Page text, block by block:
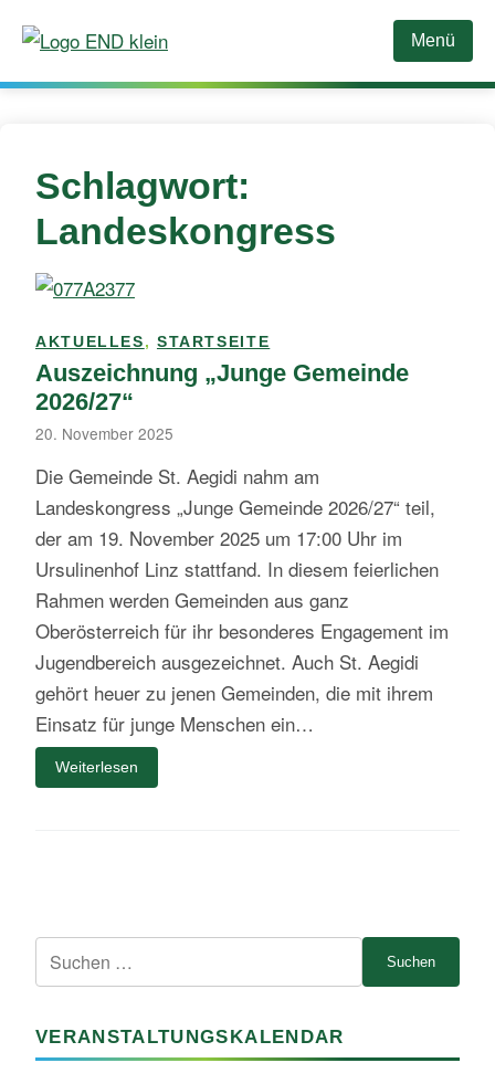
Inhalt
springen
Menü
Schlagwort:
Landeskongress
AKTUELLES , STARTSEITE
Auszeichnung „Junge Gemeinde
2026/27“
20. November 2025
Die Gemeinde St. Aegidi nahm am
Landeskongress „Junge Gemeinde 2026/27“ teil,
der am 19. November 2025 um 17:00 Uhr im
Ursulinenhof Linz stattfand. In diesem feierlichen
Rahmen werden Gemeinden aus ganz
Oberösterreich für ihr besonderes Engagement im
Jugendbereich ausgezeichnet. Auch St. Aegidi
gehört heuer zu jenen Gemeinden, die mit ihrem
Einsatz für junge Menschen ein…
Weiterlesen
Suche
nach:
VERANSTALTUNGSKALENDAR